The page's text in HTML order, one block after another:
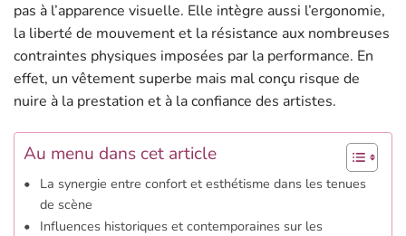
pas à l’apparence visuelle. Elle intègre aussi l’ergonomie,
la liberté de mouvement et la résistance aux nombreuses
contraintes physiques imposées par la performance. En
effet, un vêtement superbe mais mal conçu risque de
nuire à la prestation et à la confiance des artistes.
Au menu dans cet article
La synergie entre confort et esthétisme dans les tenues
de scène
Influences historiques et contemporaines sur les